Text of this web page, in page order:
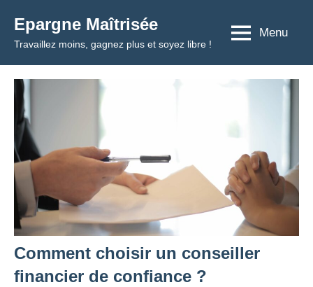
contenu
Epargne Maîtrisée
Travaillez moins, gagnez plus et soyez libre !
Menu
Comment choisir un conseiller
financier de confiance ?